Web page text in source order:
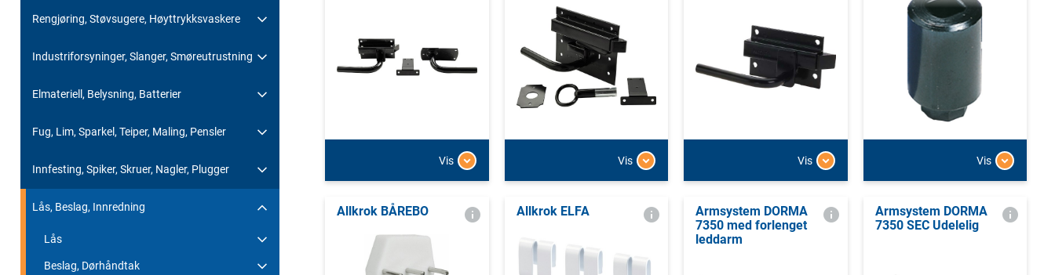
Rengjøring, Støvsugere, Høyttrykksvaskere
Industriforsyninger, Slanger, Smøreutrustning
Elmateriell, Belysning, Batterier
Fug, Lim, Sparkel, Teiper, Maling, Pensler
Innfesting, Spiker, Skruer, Nagler, Plugger
Lås, Beslag, Innredning
Lås
Beslag, Dørhåndtak
Vis Vis Vis Vis
Allkrok BÅREBO Allkrok ELFA
Armsystem DORMA
7350 med forlenget
leddarm
Armsystem DORMA
7350 SEC Udelelig